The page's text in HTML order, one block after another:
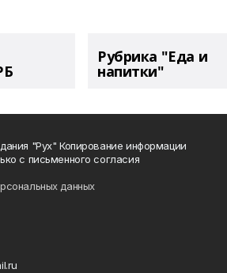
Рубрика "Еда и
напитки"
"Рух" Копирование информации
с письменного согласия
данных